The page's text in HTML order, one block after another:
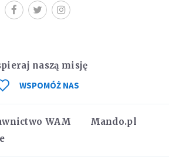
WAM
Mando.pl
naszą misję
WSPOMÓŻ NAS